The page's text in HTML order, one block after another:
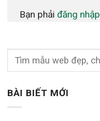
Bạn phải đăng nhập
BÀI BIẾT MỚI